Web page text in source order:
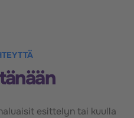
esittelyn tai kuulla